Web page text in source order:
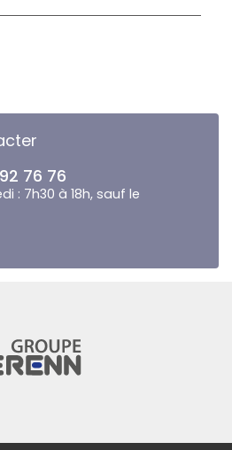
76 76
: 7h30 à 18h, sauf le